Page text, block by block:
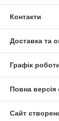
Контакти
Доставка та
Графік
Повна версія
Сайт